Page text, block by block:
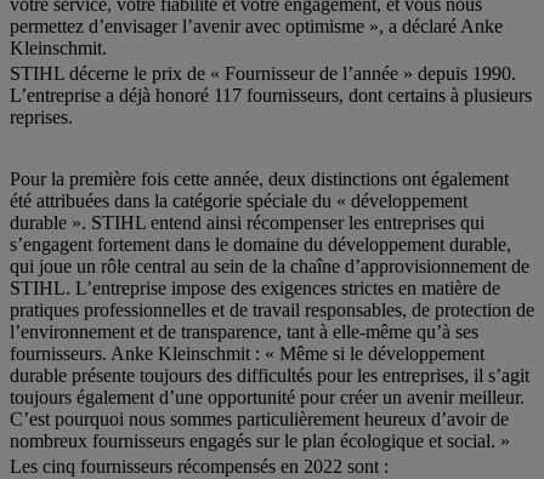
votre service, votre fiabilité et votre engagement, et vous nous
permettez d’envisager l’avenir avec optimisme », a déclaré Anke
Kleinschmit.
STIHL décerne le prix de « Fournisseur de l’année » depuis 1990.
L’entreprise a déjà honoré 117 fournisseurs, dont certains à plusieurs
reprises.
Pour la première fois cette année, deux distinctions ont également
été attribuées dans la catégorie spéciale du « développement
durable ». STIHL entend ainsi récompenser les entreprises qui
s’engagent fortement dans le domaine du développement durable,
qui joue un rôle central au sein de la chaîne d’approvisionnement de
STIHL. L’entreprise impose des exigences strictes en matière de
pratiques professionnelles et de travail responsables, de protection de
l’environnement et de transparence, tant à elle-même qu’à ses
fournisseurs. Anke Kleinschmit : « Même si le développement
durable présente toujours des difficultés pour les entreprises, il s’agit
toujours également d’une opportunité pour créer un avenir meilleur.
C’est pourquoi nous sommes particulièrement heureux d’avoir de
nombreux fournisseurs engagés sur le plan écologique et social. »
Les cinq fournisseurs récompensés en 2022 sont :